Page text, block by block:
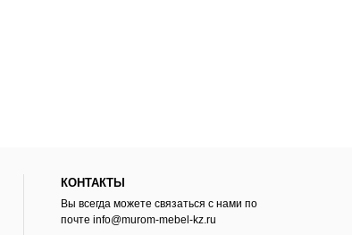
КОНТАКТЫ
Вы всегда можете связаться с нами по
почте info@murom-mebel-kz.ru